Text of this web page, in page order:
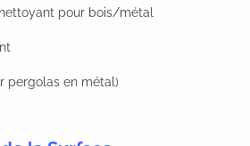
pour bois/métal
pergolas en métal)